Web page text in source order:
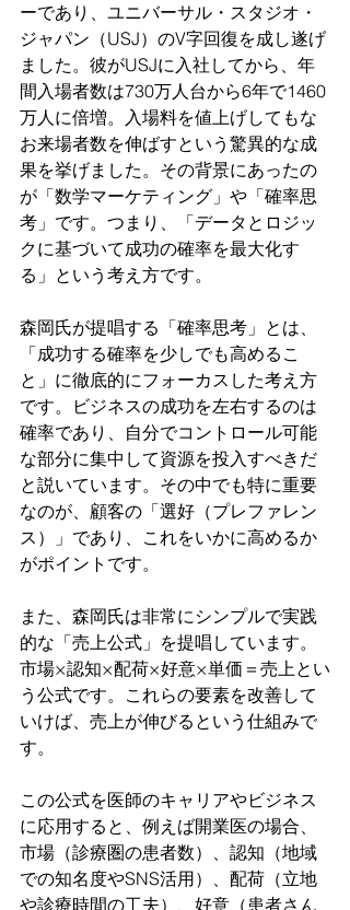
ーであり、ユニバーサル・スタジオ・
ジャパン（USJ）のV字回復を成し遂げ
ました。彼がUSJに入社してから、年
間入場者数は730万人台から6年で1460
万人に倍増。入場料を値上げしてもな
お来場者数を伸ばすという驚異的な成
果を挙げました。その背景にあったの
が「数学マーケティング」や「確率思
考」です。つまり、「データとロジッ
クに基づいて成功の確率を最大化す
る」という考え方です。
森岡氏が提唱する「確率思考」とは、
「成功する確率を少しでも高めるこ
と」に徹底的にフォーカスした考え方
です。ビジネスの成功を左右するのは
確率であり、自分でコントロール可能
な部分に集中して資源を投入すべきだ
と説いています。その中でも特に重要
なのが、顧客の「選好（プレファレン
ス）」であり、これをいかに高めるか
がポイントです。
また、森岡氏は非常にシンプルで実践
的な「売上公式」を提唱しています。
市場×認知×配荷×好意×単価＝売上とい
う公式です。これらの要素を改善して
いけば、売上が伸びるという仕組みで
す。
この公式を医師のキャリアやビジネス
に応用すると、例えば開業医の場合、
市場（診療圏の患者数）、認知（地域
での知名度やSNS活用）、配荷（立地
や診療時間の工夫）、好意（患者さん